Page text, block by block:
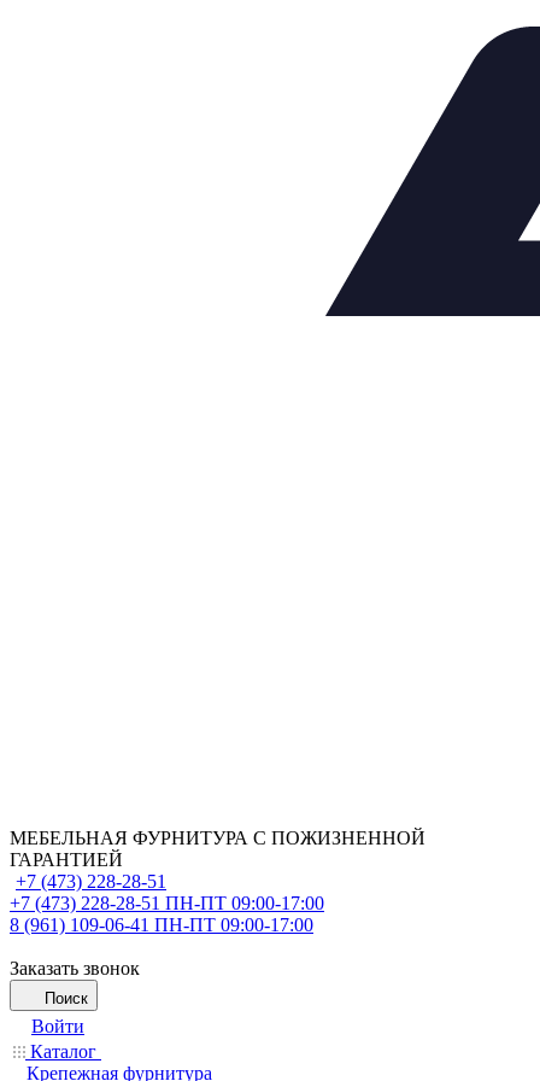
МЕБЕЛЬНАЯ ФУРНИТУРА С ПОЖИЗНЕННОЙ
ГАРАНТИЕЙ
+7 (473) 228-28-51
+7 (473) 228-28-51 ПН-ПТ 09:00-17:00
8 (961) 109-06-41 ПН-ПТ 09:00-17:00
Заказать звонок
Поиск
Войти
Каталог
Крепежная фурнитура